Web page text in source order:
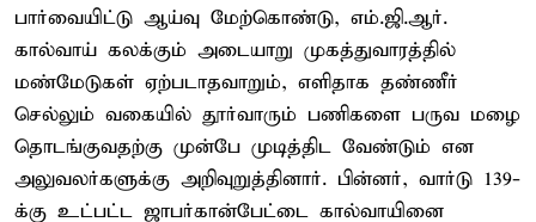
பார்வையிட்டு ஆய்வு மேற்கொண்டு, எம்.ஜி.ஆர்.
கால்வாய் கலக்கும் அடையாறு முகத்துவாரத்தில்
மண்மேடுகள் ஏற்படாதவாறும், எளிதாக தண்ணீர்
செல்லும் வகையில் தூர்வாரும் பணிகளை பருவ மழை
தொடங்குவதற்கு முன்பே முடித்திட வேண்டும் என
அலுவலர்களுக்கு அறிவுறுத்தினார். பின்னர், வார்டு 139-
க்கு உட்பட்ட ஜாபர்கான்பேட்டை கால்வாயினை